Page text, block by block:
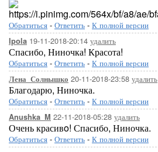
Обратиться - Ответить - К полной версии
Ipola 19-11-2018-20:14 удалить
Спасибо, Ниночка! Красота!
Обратиться - Ответить - К полной версии
Лена_Солнышко 20-11-2018-23:58 удалить
Благодарю, Ниночка.
Обратиться - Ответить - К полной версии
Anushka_M 22-11-2018-05:28 удалить
Очень красивo! Спасибо, Ниночка.
Обратиться - Ответить - К полной версии